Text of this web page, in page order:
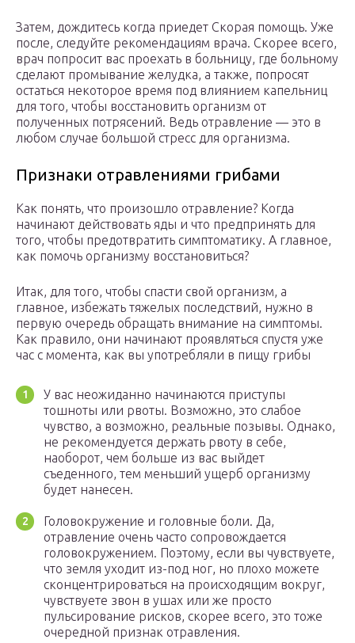
Затем, дождитесь когда приедет Скорая помощь. Уже
после, следуйте рекомендациям врача. Скорее всего,
врач попросит вас проехать в больницу, где больному
сделают промывание желудка, а также, попросят
остаться некоторое время под влиянием капельниц
для того, чтобы восстановить организм от
полученных потрясений. Ведь отравление — это в
любом случае большой стресс для организма.
Признаки отравлениями грибами
Как понять, что произошло отравление? Когда
начинают действовать яды и что предпринять для
того, чтобы предотвратить симптоматику. А главное,
как помочь организму восстановиться?
Итак, для того, чтобы спасти свой организм, а
главное, избежать тяжелых последствий, нужно в
первую очередь обращать внимание на симптомы.
Как правило, они начинают проявляться спустя уже
час с момента, как вы употребляли в пищу грибы
У вас неожиданно начинаются приступы
тошноты или рвоты. Возможно, это слабое
чувство, а возможно, реальные позывы. Однако,
не рекомендуется держать рвоту в себе,
наоборот, чем больше из вас выйдет
съеденного, тем меньший ущерб организму
будет нанесен.
Головокружение и головные боли. Да,
отравление очень часто сопровождается
головокружением. Поэтому, если вы чувствуете,
что земля уходит из-под ног, но плохо можете
сконцентрироваться на происходящим вокруг,
чувствуете звон в ушах или же просто
пульсирование рисков, скорее всего, это тоже
очередной признак отравления.